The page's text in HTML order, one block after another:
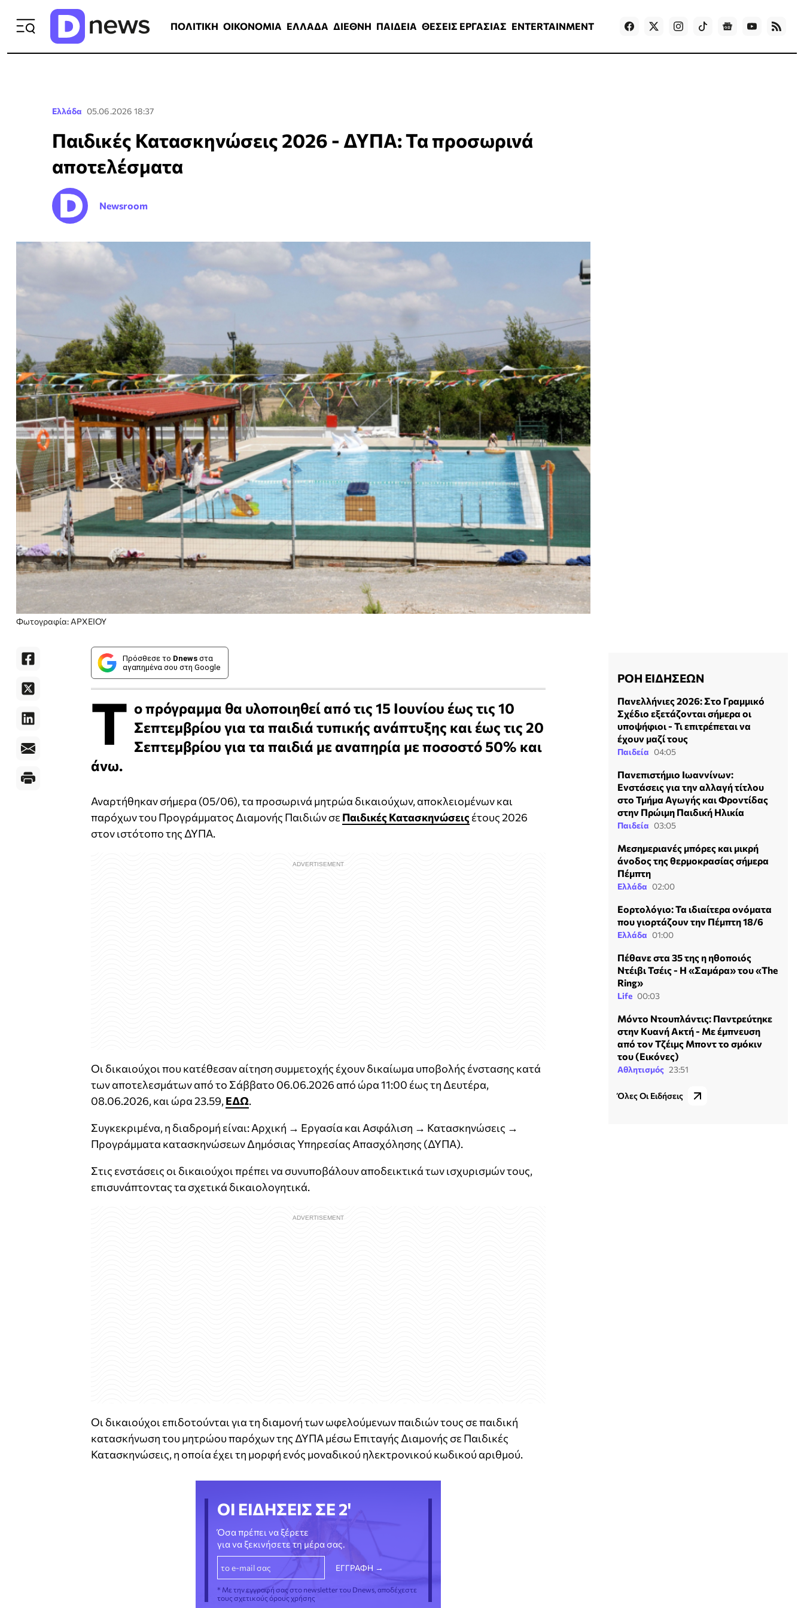
ΠΟΛΙΤΙΚΗ ΟΙΚΟΝΟΜΙΑ ΕΛΛΑΔΑ ΔΙΕΘΝΗ ΠΑΙΔΕΙΑ ΘΕΣΕΙΣ ΕΡΓΑΣΙΑΣ ENTERTAINMENT Games
Ελλάδα 05.06.2026 18:37
Παιδικές Κατασκηνώσεις 2026 - ΔΥΠΑ: Τα προσωρινά
αποτελέσματα
Newsroom
Φωτογραφία: ΑΡΧΕΙΟΥ
Πρόσθεσε το Dnews στα
αγαπημένα σου στη Google
Τ ο πρόγραμμα θα υλοποιηθεί από τις 15 Ιουνίου έως τις 10
Σεπτεμβρίου για τα παιδιά τυπικής ανάπτυξης και έως τις 20
Σεπτεμβρίου για τα παιδιά με αναπηρία με ποσοστό 50% και
άνω.
Αναρτήθηκαν σήμερα (05/06), τα προσωρινά μητρώα δικαιούχων, αποκλειομένων και
παρόχων του Προγράμματος Διαμονής Παιδιών σε Παιδικές Κατασκηνώσεις έτους 2026
στον ιστότοπο της ΔΥΠΑ.
Οι δικαιούχοι που κατέθεσαν αίτηση συμμετοχής έχουν δικαίωμα υποβολής ένστασης κατά
των αποτελεσμάτων από το Σάββατο 06.06.2026 από ώρα 11:00 έως τη Δευτέρα,
08.06.2026, και ώρα 23.59, ΕΔΩ.
Συγκεκριμένα, η διαδρομή είναι: Αρχική → Εργασία και Ασφάλιση → Κατασκηνώσεις →
Προγράμματα κατασκηνώσεων Δημόσιας Υπηρεσίας Απασχόλησης (ΔΥΠΑ).
Στις ενστάσεις οι δικαιούχοι πρέπει να συνυποβάλουν αποδεικτικά των ισχυρισμών τους,
επισυνάπτοντας τα σχετικά δικαιολογητικά.
Οι δικαιούχοι επιδοτούνται για τη διαμονή των ωφελούμενων παιδιών τους σε παιδική
κατασκήνωση του μητρώου παρόχων της ΔΥΠΑ μέσω Επιταγής Διαμονής σε Παιδικές
Κατασκηνώσεις, η οποία έχει τη μορφή ενός μοναδικού ηλεκτρονικού κωδικού αριθμού.
ΟΙ ΕΙΔΗΣΕΙΣ ΣΕ 2'
Όσα πρέπει να ξέρετε
για να ξεκινήσετε τη μέρα σας.
* Με την εγγραφή σας στο newsletter του Dnews, αποδέχεστε
τους σχετικούς όρους χρήσης
ΡΟΗ ΕΙΔΗΣΕΩΝ
Πανελλήνιες 2026: Στο Γραμμικό
Σχέδιο εξετάζονται σήμερα οι
υποψήφιοι - Τι επιτρέπεται να
έχουν μαζί τους
Παιδεία 04:05
Πανεπιστήμιο Ιωαννίνων:
Ενστάσεις για την αλλαγή τίτλου
στο Τμήμα Αγωγής και Φροντίδας
στην Πρώιμη Παιδική Ηλικία
Παιδεία 03:05
Μεσημεριανές μπόρες και μικρή
άνοδος της θερμοκρασίας σήμερα
Πέμπτη
Ελλάδα 02:00
Εορτολόγιο: Τα ιδιαίτερα ονόματα
που γιορτάζουν την Πέμπτη 18/6
Ελλάδα 01:00
Πέθανε στα 35 της η ηθοποιός
Ντέιβι Τσέις - Η «Σαμάρα» του «The
Ring»
Life 00:03
Μόντο Ντουπλάντις: Παντρεύτηκε
στην Κυανή Ακτή - Με έμπνευση
από τον Τζέιμς Μποντ το σμόκιν
του (Εικόνες)
Αθλητισμός 23:51
Όλες Οι Ειδήσεις